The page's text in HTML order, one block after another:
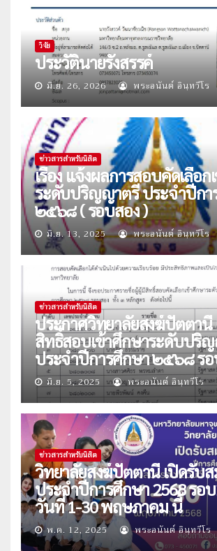
วิจัย
ประวัตินายรังสรรค์
มิ.ย. 26, 2026 พระอนันต์ อินฺทวีโร
ข่าวสารสำหรับนิสิต
เรื่อง แจ้งผลการสอบคัดเลือก
ระดับปริญญาตรี ประจำปีกา
๒๕๖๘ ( รอบสอง )
มิ.ย. 13, 2025 พระอนันต์ อินฺทวีโร
ข่าวสารสำหรับนิสิต
ประกาศวิทยาลัยสงฆ์ปัตตานี
สิทธิ์สอบเข้าศึกษาระดับปริ
ประจำปีการศึกษา ๒๕๖๘ ร
มิ.ย. 5, 2025 พระอนันต์ อินฺทวีโร
ข่าวสารสำหรับนิสิต
วิทยาลัยสงฆ์ปัตตานี เปิดรับ
ประจำปีการศึกษา 2568 รอ
วันที่ 1-30 พฤษภาคม นี้
พ.ค. 12, 2025 พระอนันต์ อินฺทวีโร